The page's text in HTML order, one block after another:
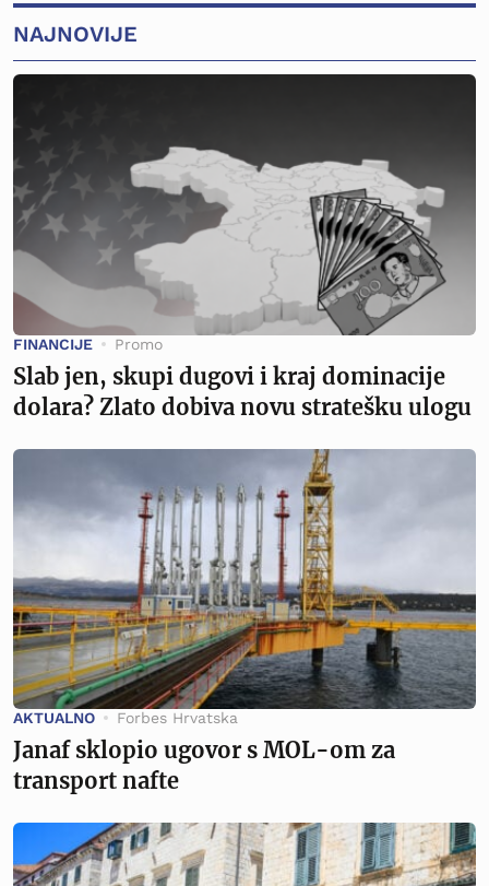
NAJNOVIJE
FINANCIJE Promo
Slab jen, skupi dugovi i kraj dominacije
dolara? Zlato dobiva novu stratešku ulogu
AKTUALNO Forbes Hrvatska
Janaf sklopio ugovor s MOL-om za
transport nafte